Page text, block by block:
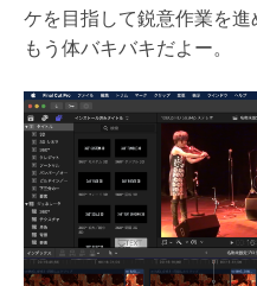
ケを目指して鋭意作業を進
もう体バキバキだよー。